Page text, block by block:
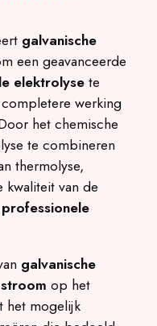
galvanische
een geavanceerde
elektrolysete
werking
het chemische
te combineren
thermolyse,
van de
professionele
galvanische
op het
het mogelijk